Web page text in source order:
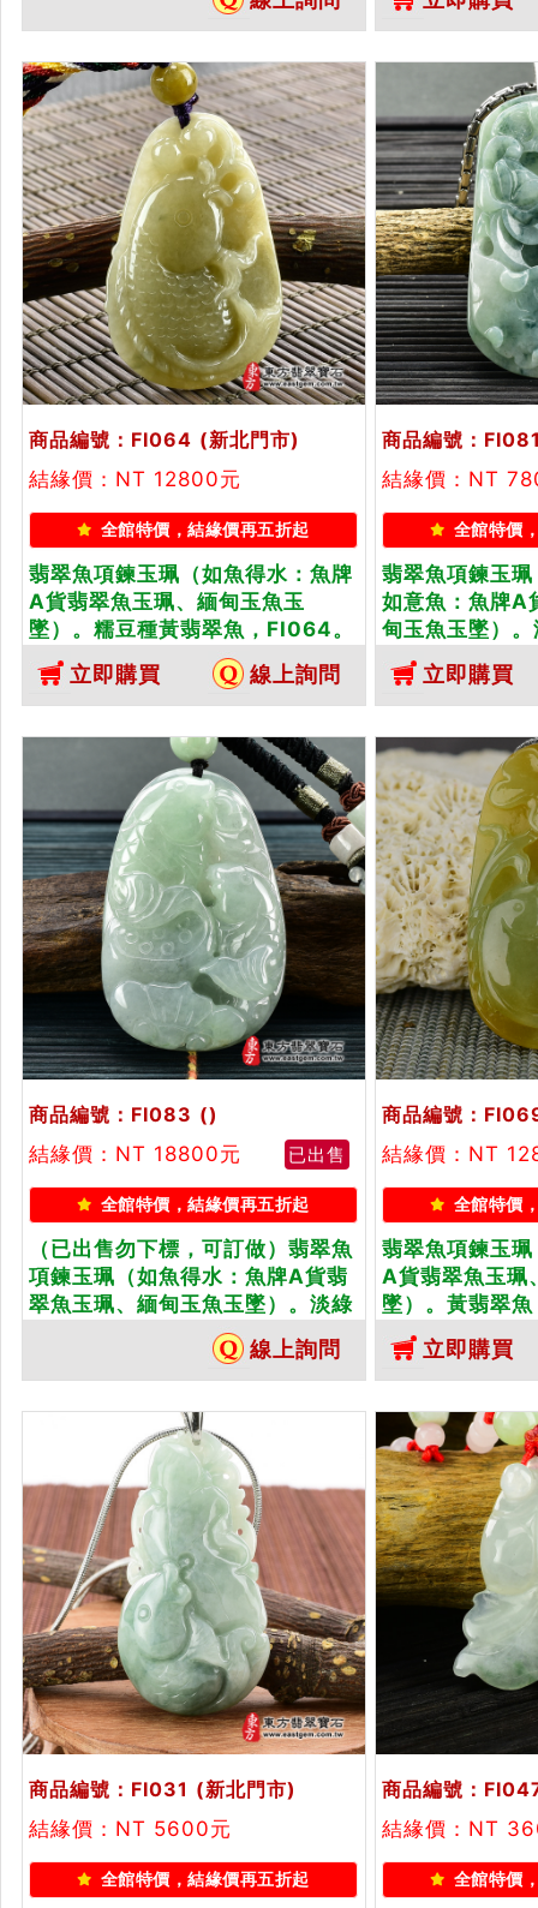
訂做各種翡翠魚吊墜玉珮項鍊。★
附A貨翡翠雙證書
A貨翡翠雙證書
商品編號：FI064 (新北門市)
結緣價：NT 12800元
全館特價，結緣價再五折起
翡翠魚項鍊玉珮（如魚得水：魚牌
A貨翡翠魚玉珮、緬甸玉魚玉
墜）。糯豆種黃翡翠魚，FI064。
客製化訂做各種翡翠魚吊墜玉珮項
鍊。★附A貨翡翠雙證書
立即購買 線上詢問
商品編號：
結緣價：NT
全館特價
翡翠魚項鍊玉
如意魚：魚牌A
甸玉魚玉墜）
魚，FI081。
魚吊墜玉珮項
證書
立即購買
商品編號：FI083 ()
結緣價：NT 18800元
已出售
全館特價，結緣價再五折起
（已出售勿下標，可訂做）翡翠魚
項鍊玉珮（如魚得水：魚牌A貨翡
翠魚玉珮、緬甸玉魚玉墜）。淡綠
色糯種魚，FI083。客製化訂做各
種翡翠魚吊墜玉珮項鍊。★附A貨
翡翠雙證書
線上詢問
商品編號：
結緣價：NT
全館特價
翡翠魚項鍊玉
A貨翡翠魚玉珮
墜）。黃翡翠
訂做各種翡翠
附A貨翡翠雙證
立即購買
商品編號：FI031 (新北門市)
結緣價：NT 5600元
全館特價，結緣價再五折起
商品編號：
結緣價：NT
全館特價